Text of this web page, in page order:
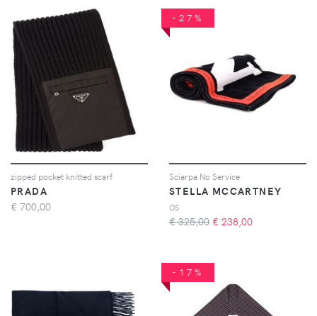
zipped pocket knitted scarf
PRADA
€ 700,00
-27%
Sciarpa No Service
STELLA MCCARTNEY
OS
€ 325,00 € 238,00
-17%